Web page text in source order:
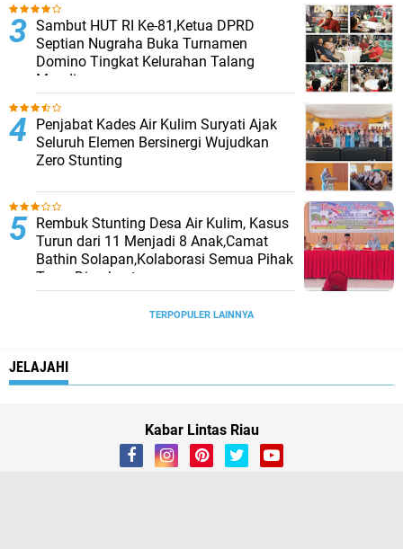
Sambut HUT RI Ke-81,Ketua DPRD
Septian Nugraha Buka Turnamen
Domino Tingkat Kelurahan Talang
Mandi
Penjabat Kades Air Kulim Suryati Ajak
Seluruh Elemen Bersinergi Wujudkan
Zero Stunting
Rembuk Stunting Desa Air Kulim, Kasus
Turun dari 11 Menjadi 8 Anak,Camat
Bathin Solapan,Kolaborasi Semua Pihak
Terus Diperkuat
TERPOPULER LAINNYA
JELAJAHI
Kabar Lintas Riau